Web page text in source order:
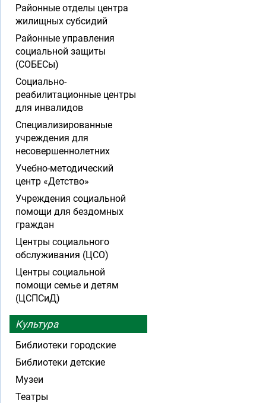
Районные отделы центра
жилищных субсидий
Районные управления
социальной защиты
(СОБЕСы)
Социально-
реабилитационные центры
для инвалидов
Специализированные
учреждения для
несовершеннолетних
Учебно-методический
центр «Детство»
Учреждения социальной
помощи для бездомных
граждан
Центры социального
обслуживания (ЦСО)
Центры социальной
помощи семье и детям
(ЦСПСиД)
Культура
Библиотеки городские
Библиотеки детские
Музеи
Театры